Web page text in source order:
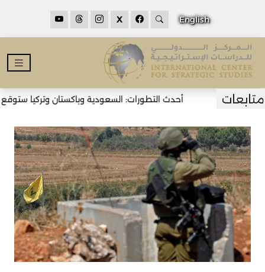
English
X
أحدث التطورات: السعودية وباكستان وتركيا ستوقع